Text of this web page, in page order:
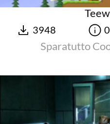
3948
Sparatutto